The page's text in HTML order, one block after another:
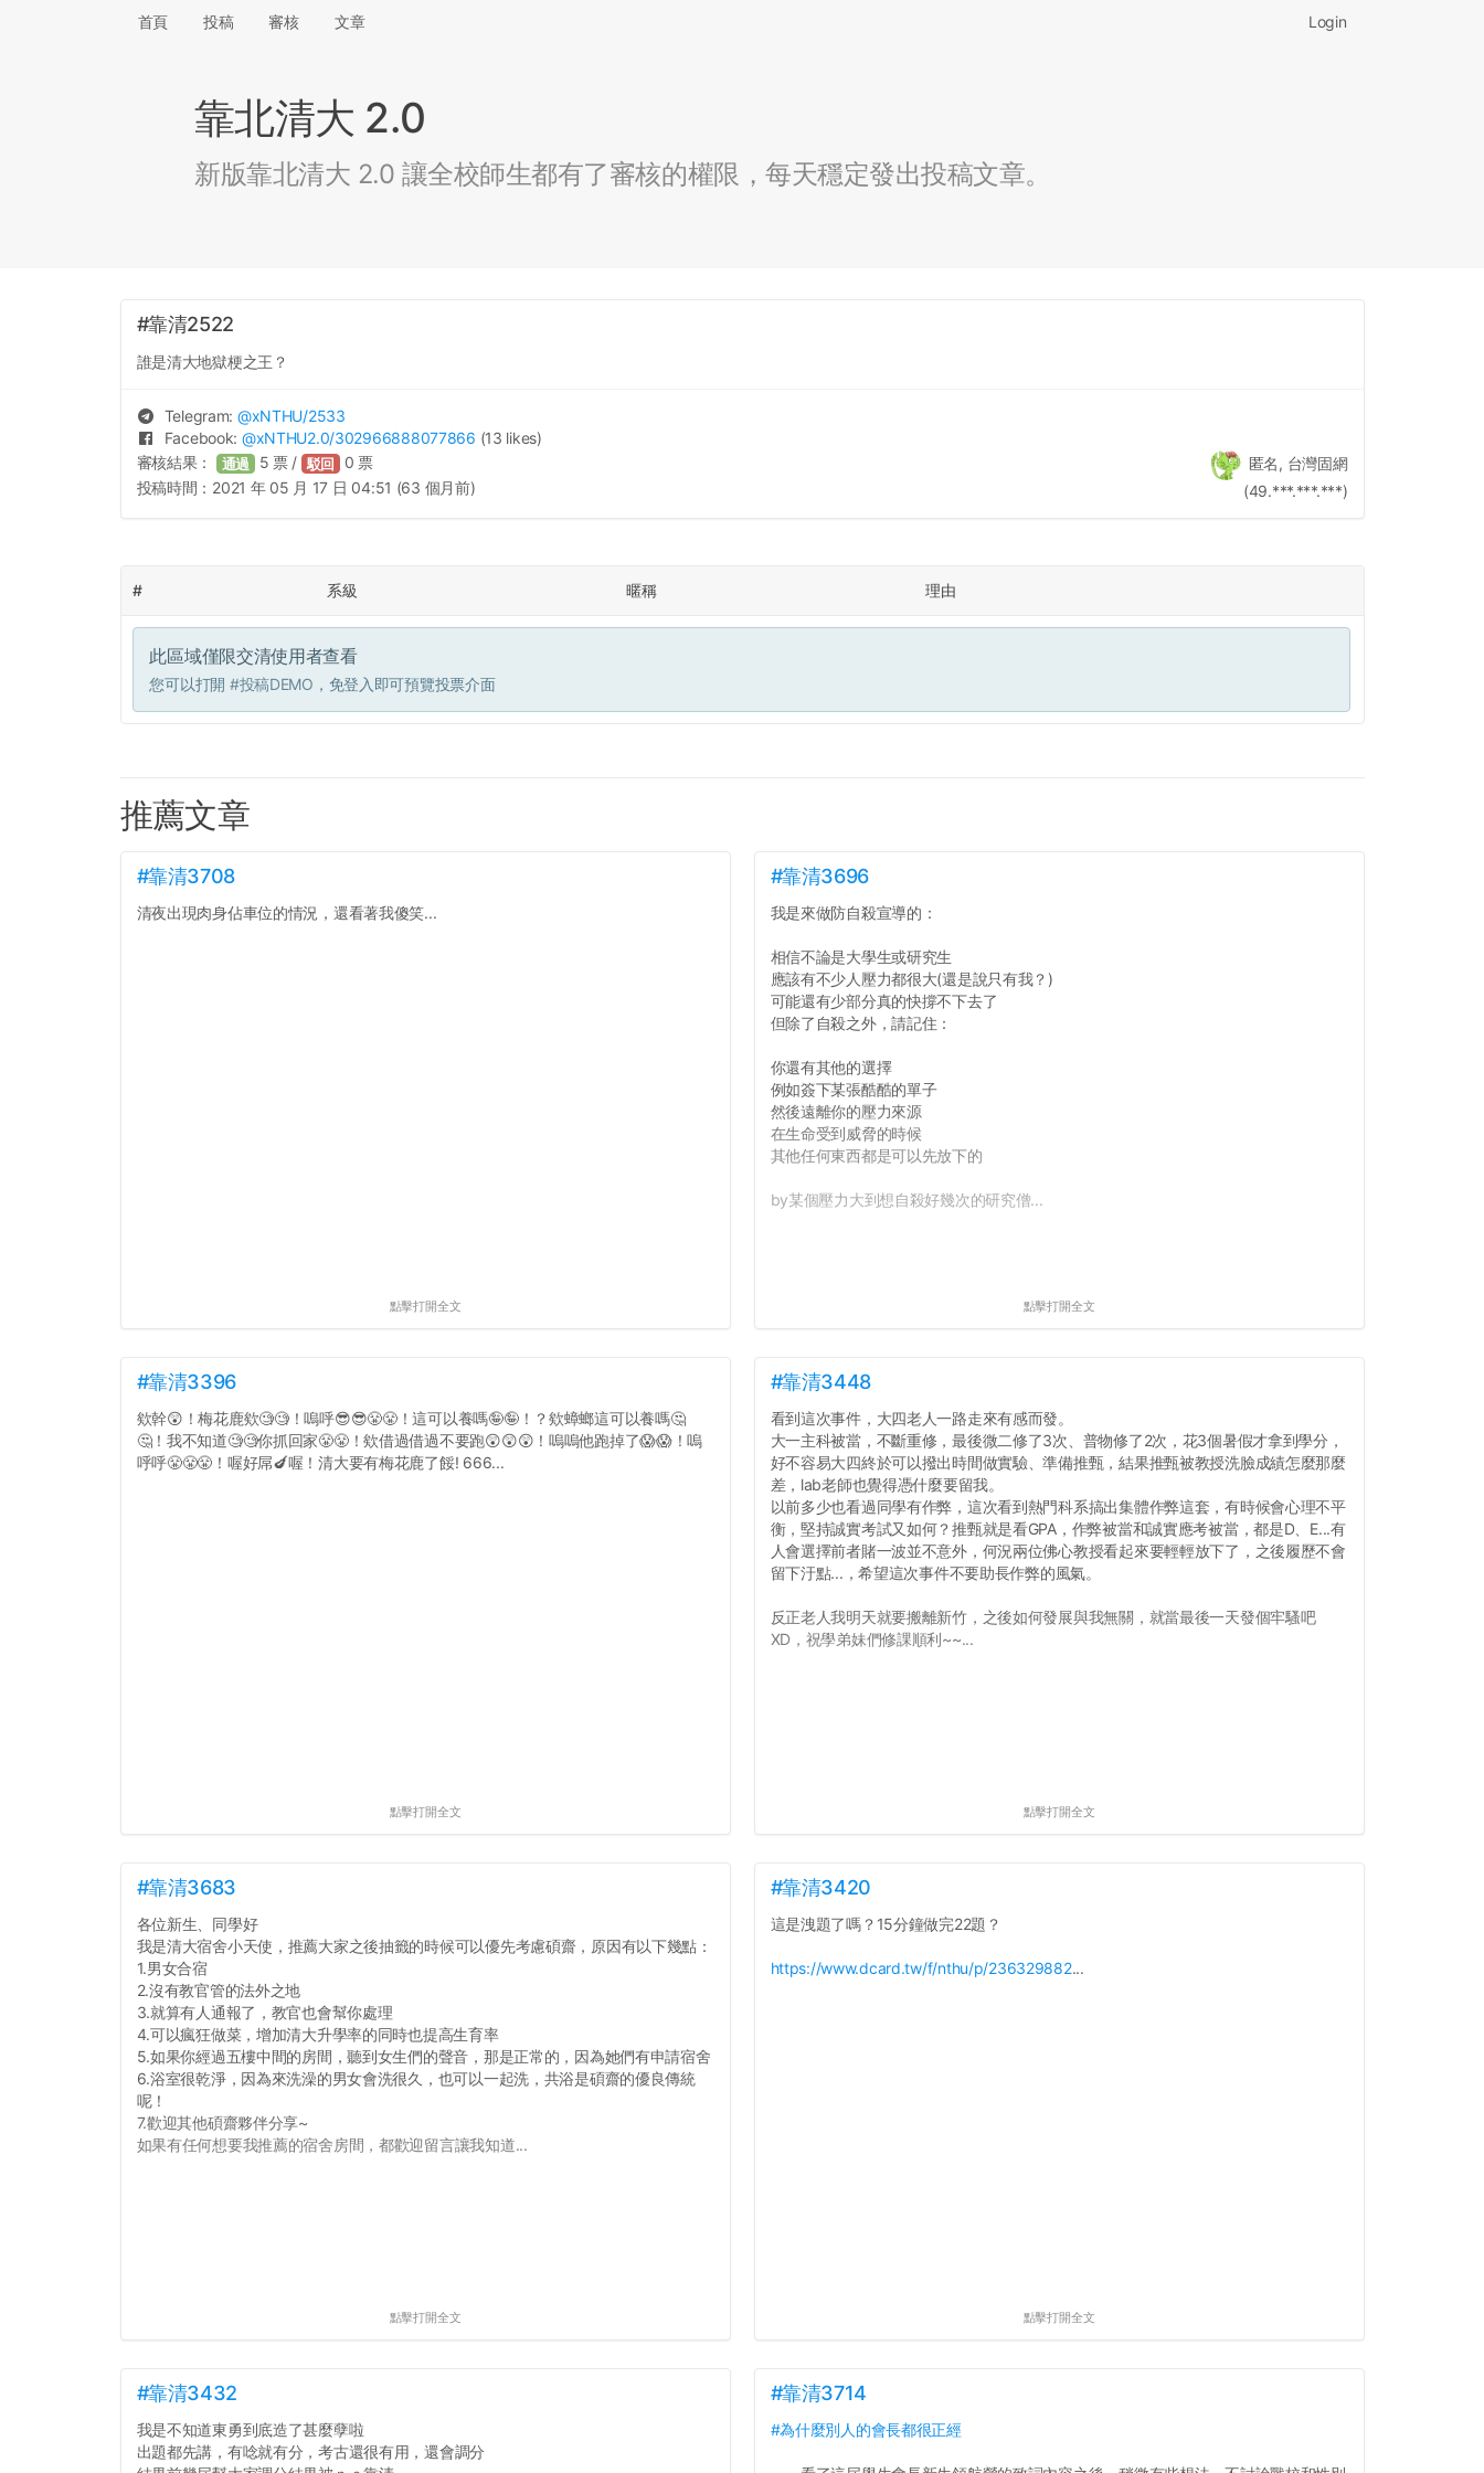
首頁 投稿 審核 文章 Login
靠北清大 2.0
新版靠北清大 2.0 讓全校師生都有了審核的權限，每天穩定發出投稿文章。
#靠清2522
誰是清大地獄梗之王？
Telegram: @xNTHU/2533
Facebook: @xNTHU2.0/302966888077866 (13 likes)
匿名, 台灣固網
(49.***.***.***)
審核結果： 通過 5 票 / 駁回 0 票
投稿時間： 2021 年 05 月 17 日 04:51 (63 個月前)
# 系級 暱稱 理由
此區域僅限交清使用者查看
您可以打開 #投稿DEMO ，免登入即可預覽投票介面
推薦文章
#靠清3708
清夜出現肉身佔車位的情況，還看著我傻笑...
點擊打開全文
#靠清3696
我是來做防自殺宣導的：
相信不論是大學生或研究生
應該有不少人壓力都很大(還是說只有我？)
可能還有少部分真的快撐不下去了
但除了自殺之外，請記住：
你還有其他的選擇
例如簽下某張酷酷的單子
然後遠離你的壓力來源
在生命受到威脅的時候
其他任何東西都是可以先放下的
by某個壓力大到想自殺好幾次的研究僧...
點擊打開全文
#靠清3396
欸幹😲！梅花鹿欸🧐🧐！嗚呼😎😎😤😤！這可以養嗎🤪🤪！？欸蟑螂這可以養嗎🤔
🤔！我不知道🧐🧐你抓回家😤😤！欸借過借過不要跑😲😲😲！嗚嗚他跑掉了😱😱！嗚
呼呼😤😤😤！喔好屌🍆喔！清大要有梅花鹿了餒! 666...
點擊打開全文
#靠清3448
看到這次事件，大四老人一路走來有感而發。
大一主科被當，不斷重修，最後微二修了3次、普物修了2次，花3個暑假才拿到學分，
好不容易大四終於可以撥出時間做實驗、準備推甄，結果推甄被教授洗臉成績怎麼那麼
差，lab老師也覺得憑什麼要留我。
以前多少也看過同學有作弊，這次看到熱門科系搞出集體作弊這套，有時候會心理不平
衡，堅持誠實考試又如何？推甄就是看GPA，作弊被當和誠實應考被當，都是D、E...有
人會選擇前者賭一波並不意外，何況兩位佛心教授看起來要輕輕放下了，之後履歷不會
留下汙點...，希望這次事件不要助長作弊的風氣。
反正老人我明天就要搬離新竹，之後如何發展與我無關，就當最後一天發個牢騷吧
XD，祝學弟妹們修課順利~~...
點擊打開全文
#靠清3683
各位新生、同學好
我是清大宿舍小天使，推薦大家之後抽籤的時候可以優先考慮碩齋，原因有以下幾點：
1.男女合宿
2.沒有教官管的法外之地
3.就算有人通報了，教官也會幫你處理
4.可以瘋狂做菜，增加清大升學率的同時也提高生育率
5.如果你經過五樓中間的房間，聽到女生們的聲音，那是正常的，因為她們有申請宿舍
6.浴室很乾淨，因為來洗澡的男女會洗很久，也可以一起洗，共浴是碩齋的優良傳統
呢！
7.歡迎其他碩齋夥伴分享~
如果有任何想要我推薦的宿舍房間，都歡迎留言讓我知道...
點擊打開全文
#靠清3420
這是洩題了嗎？15分鐘做完22題？
https://www.dcard.tw/f/nthu/p/236329882...
點擊打開全文
#靠清3432
我是不知道東勇到底造了甚麼孽啦
出題都先講，有唸就有分，考古還很有用，還會調分
#靠清3714
#為什麼別人的會長都很正經